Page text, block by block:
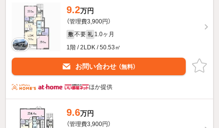
9.2万円
（管理費3,900円）
敷 不要 礼 1.0ヶ月
1階 / 2LDK / 50.53㎡
お問い合わせ （無料）
ほか提供
9.6万円
（管理費3,900円）